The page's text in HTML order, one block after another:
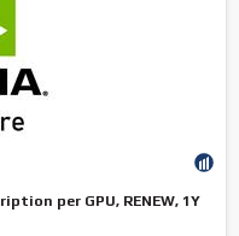
per GPU, RENEW, 1Y